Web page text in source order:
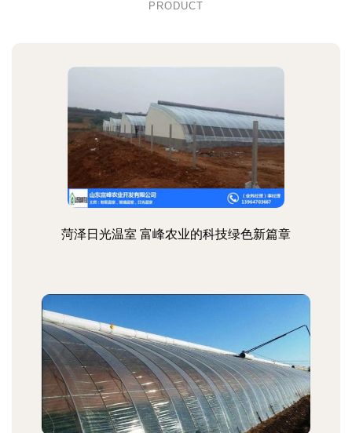
PRODUCT
菏泽日光温室 富峰农业的科技绿色新篇章